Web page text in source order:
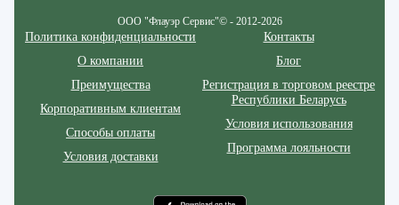
ООО "Флауэр Сервис"© - 2012-2026
Политика конфиденциальности
О компании
Преимущества
Корпоративным клиентам
Способы оплаты
Условия доставки
Контакты
Блог
Регистрация в торговом реестре
Республики Беларусь
Условия использования
Программа лояльности